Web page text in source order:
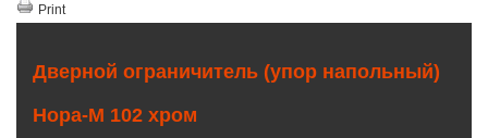
Print
Дверной ограничитель (упор напольный)
Нора-М 102 хром